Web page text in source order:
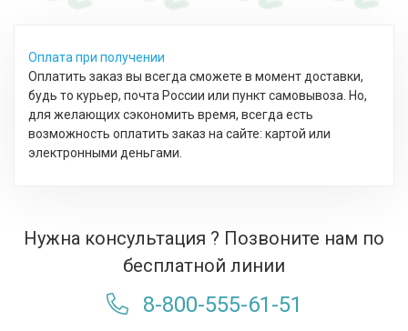
Оплата при получении
Оплатить заказ вы всегда сможете в момент доставки,
будь то курьер, почта России или пункт самовывоза. Но,
для желающих сэкономить время, всегда есть
возможность оплатить заказ на сайте: картой или
электронными деньгами.
Нужна консультация ? Позвоните нам по
бесплатной линии
8-800-555-61-51